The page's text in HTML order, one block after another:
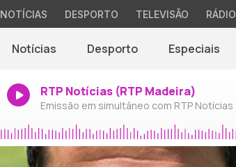
NOTÍCIAS DESPORTO TELEVISÃO RÁDIO
Notícias Desporto Especiais
RTP Notícias (RTP Madeira)
Emissão em simultâneo com RTP Notícias